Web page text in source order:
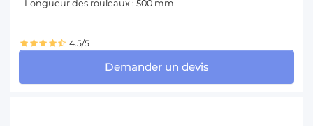
- Longueur des rouleaux : 500 mm
4.5/5
Demander un devis